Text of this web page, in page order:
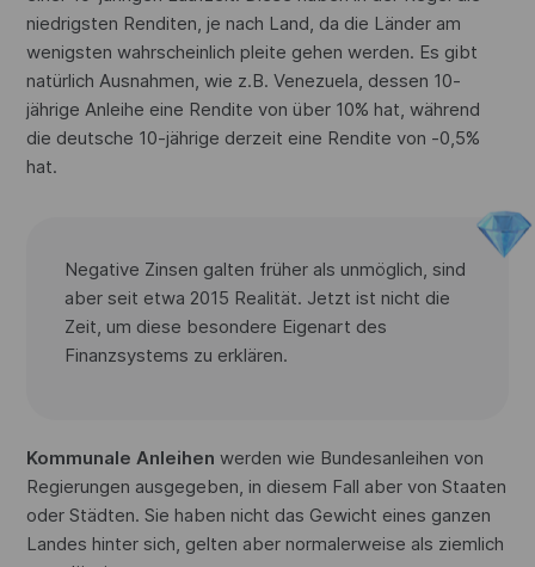
niedrigsten Renditen, je nach Land, da die Länder am
wenigsten wahrscheinlich pleite gehen werden. Es gibt
natürlich Ausnahmen, wie z.B. Venezuela, dessen 10-
jährige Anleihe eine Rendite von über 10% hat, während
die deutsche 10-jährige derzeit eine Rendite von -0,5%
hat.
Negative Zinsen galten früher als unmöglich, sind
aber seit etwa 2015 Realität. Jetzt ist nicht die
Zeit, um diese besondere Eigenart des
Finanzsystems zu erklären.
Kommunale Anleihen werden wie Bundesanleihen von
Regierungen ausgegeben, in diesem Fall aber von Staaten
oder Städten. Sie haben nicht das Gewicht eines ganzen
Landes hinter sich, gelten aber normalerweise als ziemlich